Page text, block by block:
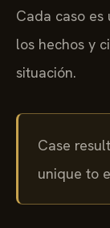
Cada caso
los hechos y
situación.
Case
unique to